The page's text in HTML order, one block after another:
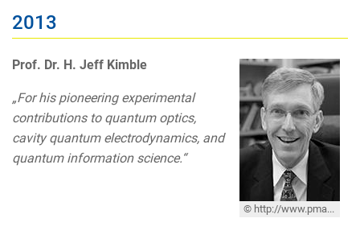
2013
© http://www.pma.caltech.edu/GSR/facresearch.html
Prof. Dr. H. Jeff Kimble
„For his pioneering experimental
contributions to quantum optics,
cavity quantum electrodynamics, and
quantum information science.“